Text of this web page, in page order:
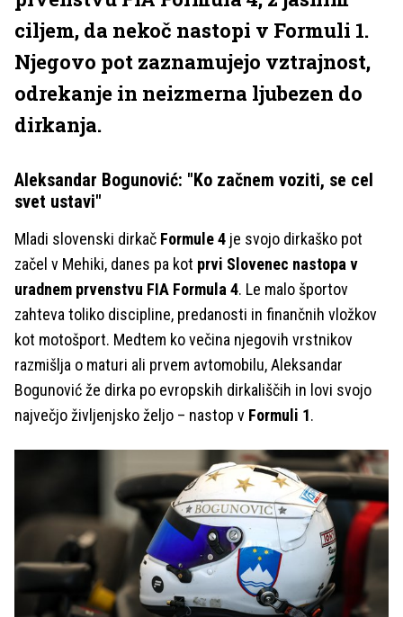
ciljem, da nekoč nastopi v Formuli 1.
Njegovo pot zaznamujejo vztrajnost,
odrekanje in neizmerna ljubezen do
dirkanja.
Aleksandar Bogunović: "Ko začnem voziti, se cel
svet ustavi"
Mladi slovenski dirkač Formule 4 je svojo dirkaško pot
začel v Mehiki, danes pa kot prvi Slovenec nastopa v
uradnem prvenstvu FIA Formula 4. Le malo športov
zahteva toliko discipline, predanosti in finančnih vložkov
kot motošport. Medtem ko večina njegovih vrstnikov
razmišlja o maturi ali prvem avtomobilu, Aleksandar
Bogunović že dirka po evropskih dirkališčih in lovi svojo
največjo življenjsko željo – nastop v Formuli 1.